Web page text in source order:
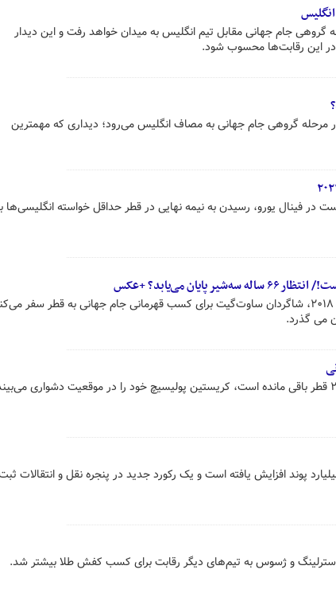
گروهی جام جهانی مقابل تیم انگلیس به میدان خواهد رفت و این دیدار
این رقابت‌ها محسوب شود.
مرحله گروهی جام جهانی به مصاف انگلیس می‌رود؛ دیداری که مهمترین
فینال یورو، رسیدن به نیمه نهایی در قطر حداقل خواسته انگلیسی‌ها
می‌یابد؟ +عکس
پس از ناکامی تیم ملی انگلیس در جام جهانی ۲۰۱۸، شاگردان ساوت‌گیت برای کسب قهرمانی جام جهانی به قطر سفر
تابستانی لیگ برتر به بیش از ۱٫۵ میلیارد پوند افزایش یافته است و یک رکورد جدید در پنجره نقل و انتقالات
استرلینگ و ژسوس به تیم‌های دیگر رقابت برای کسب کفش طلا بیشتر شد.